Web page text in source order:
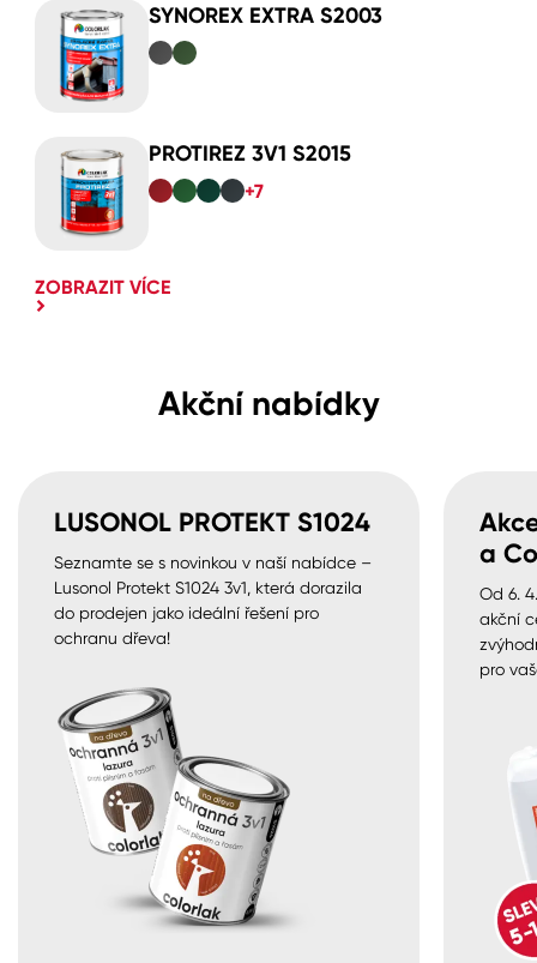
SYNOREX EXTRA S2003
PROTIREZ 3V1 S2015
+7
ZOBRAZIT VÍCE
Akční nabídky
LUSONOL PROTEKT S1024
Seznamte se s novinkou v naší nabídce –
Lusonol Protekt S1024 3v1, která dorazila
do prodejen jako ideální řešení pro
ochranu dřeva!
a
Od 6.
akční
pro